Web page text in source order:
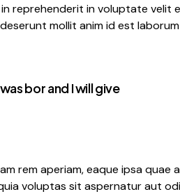
reprehenderit in voluptate velit
mollit anim id est
bor and I will give
rem aperiam, eaque ipsa quae
voluptas sit aspernatur aut